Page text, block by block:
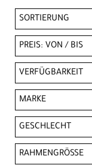
SORTIERUNG
PREIS: VON / BIS
VERFÜGBARKEIT
MARKE
CUBE GIANT
GESCHLECHT
Kinder
RAHMENGRÖSSE